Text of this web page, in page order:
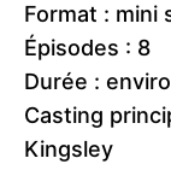
Format : mini
Épisodes : 8
Durée :
Casting
Kingsley